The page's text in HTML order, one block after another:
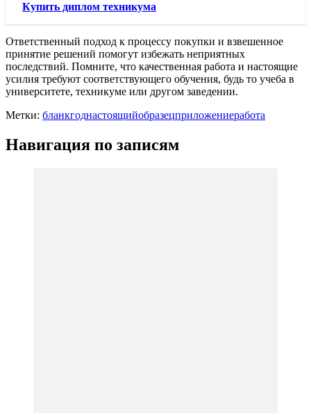
Купить диплом техникума
Ответственный подход к процессу покупки и взвешенное
принятие решений помогут избежать неприятных
последствий. Помните, что качественная работа и настоящие
усилия требуют соответствующего обучения, будь то учеба в
университете, техникуме или другом заведении.
Метки: бланкгоднастоящийобразецприложениеработа
Навигация по записям